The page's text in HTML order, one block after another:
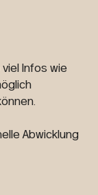
Infos wie
Abwicklung